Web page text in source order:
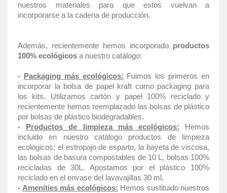
nuestros materiales para que estos vuelvan a
incorporarse a la cadena de producción.
Además, recientemente hemos incorporado productos
100% ecológicos a nuestro catálogo:
- Packaging más ecológicos: Fuimos los primeros en
incorporar la bolsa de papel kraft como packaging para
los kits. Utilizamos cartón y papel 100% reciclado y
recientemente hemos reemplazado las bolsas de plástico
por bolsas de plástico biodegradables.
- Productos de limpieza más ecológicos: Hemos
incluido en nuestro catálogo productos de limpieza
ecológicos; el estropajo de esparto, la bayeta de viscosa,
las bolsas de basura compostables de 10 L, bolsas 100%
recicladas de 30L. Apostamos por el plástico 100%
reciclado en el envase del lavavajillas 30 ml.
- Amenities más ecológicos: Hemos sustituido nuestros